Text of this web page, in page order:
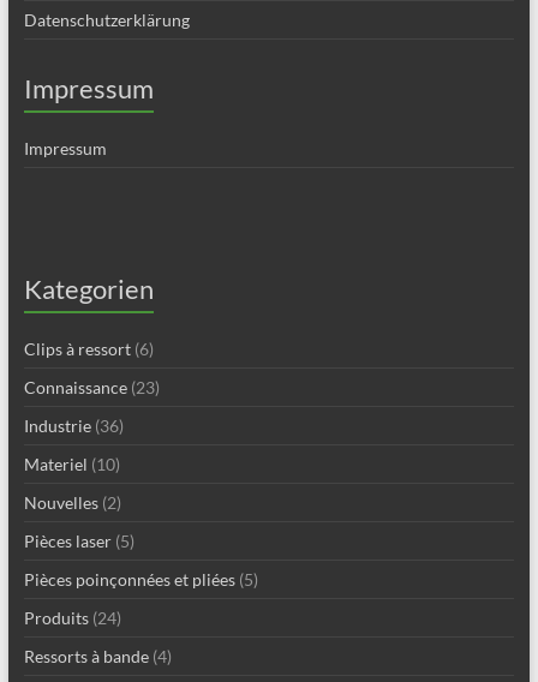
Datenschutzerklärung
Impressum
Impressum
Kategorien
Clips à ressort(6)
Connaissance(23)
Industrie(36)
Materiel (10)
Nouvelles(2)
Pièces laser(5)
Pièces poinçonnées et pliées(5)
Produits(24)
Ressorts à bande(4)